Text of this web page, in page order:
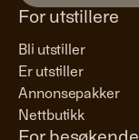
For utstillere
Bli utstiller
Er utstiller
Annonsepakker
Nettbutikk